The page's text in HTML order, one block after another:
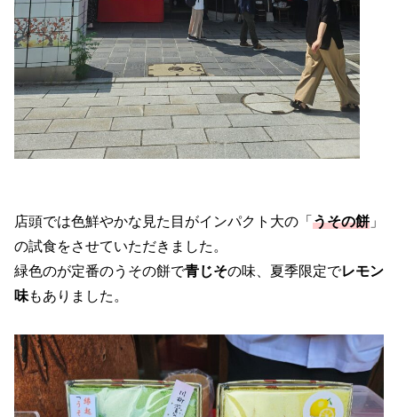
店頭では色鮮やかな見た目がインパクト大の「 うその餅 」
の試食をさせていただきました。
緑色のが定番のうその餅で青じその味、夏季限定でレモン
味もありました。